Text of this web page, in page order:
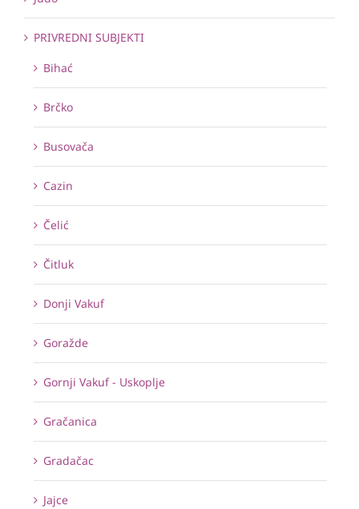
PRIVREDNI SUBJEKTI
Bihać
Brčko
Busovača
Cazin
Čelić
Čitluk
Donji Vakuf
Goražde
Gornji Vakuf - Uskoplje
Gračanica
Gradačac
Jajce